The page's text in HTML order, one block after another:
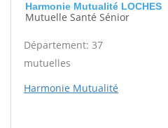
Harmonie Mutualité LOCHES
Mutuelle Santé Sénior
Département: 37
mutuelles
Harmonie Mutualité